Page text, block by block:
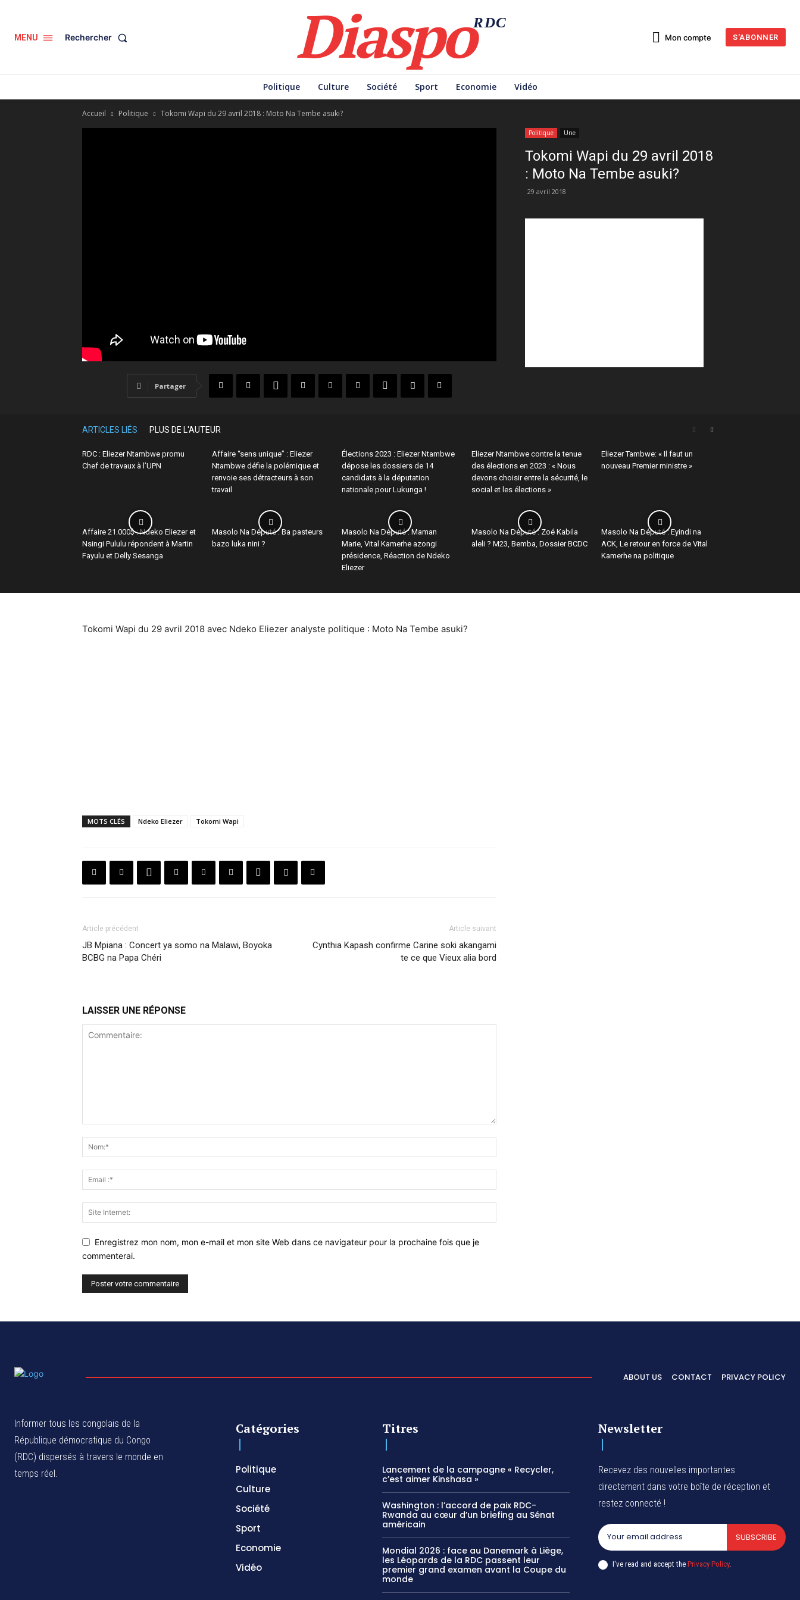
MENU Rechercher DiaspoRDC
Mon compte S'ABONNER
Politique Culture Société Sport Economie Vidéo
Accueil Politique Tokomi Wapi du 29 avril 2018 : Moto Na Tembe asuki?
Politique Une
Tokomi Wapi du 29 avril 2018
: Moto Na Tembe asuki?
29 avril 2018
Partager
ARTICLES LIÉS PLUS DE L'AUTEUR
RDC : Eliezer Ntambwe promu
Chef de travaux à l’UPN
Affaire “sens unique” : Eliezer
Ntambwe défie la polémique et
renvoie ses détracteurs à son
travail
Élections 2023 : Eliezer Ntambwe
dépose les dossiers de 14
candidats à la députation
nationale pour Lukunga !
Eliezer Ntambwe contre la tenue
des élections en 2023 : « Nous
devons choisir entre la sécurité, le
social et les élections »
Eliezer Tambwe: « Il faut un
nouveau Premier ministre »
Affaire 21.000$ : Ndeko Eliezer et
Nsingi Pululu répondent à Martin
Fayulu et Delly Sesanga
Masolo Na Député : Ba pasteurs
bazo luka nini ?
Masolo Na Député : Maman
Marie, Vital Kamerhe azongi
présidence, Réaction de Ndeko
Eliezer
Masolo Na Député : Zoé Kabila
aleli ? M23, Bemba, Dossier BCDC
Masolo Na Député : Eyindi na
ACK, Le retour en force de Vital
Kamerhe na politique
Tokomi Wapi du 29 avril 2018 avec Ndeko Eliezer analyste politique : Moto Na Tembe asuki?
MOTS CLÉS Ndeko Eliezer Tokomi Wapi
Article précédent
JB Mpiana : Concert ya somo na Malawi, Boyoka
BCBG na Papa Chéri
Article suivant
Cynthia Kapash confirme Carine soki akangami
te ce que Vieux alia bord
LAISSER UNE RÉPONSE
Enregistrez mon nom, mon e-mail et mon site Web dans ce navigateur pour la prochaine fois que je
commenterai.
ABOUT US CONTACT PRIVACY POLICY
Informer tous les congolais de la
République démocratique du Congo
(RDC) dispersés à travers le monde en
temps réel.
Catégories
Politique
Culture
Société
Sport
Economie
Vidéo
Titres
Lancement de la campagne « Recycler,
c’est aimer Kinshasa »
Washington : l’accord de paix RDC-
Rwanda au cœur d’un briefing au Sénat
américain
Mondial 2026 : face au Danemark à Liège,
les Léopards de la RDC passent leur
premier grand examen avant la Coupe du
monde
Newsletter
Recevez des nouvelles importantes
directement dans votre boîte de réception et
restez connecté !
SUBSCRIBE
I've read and accept thePrivacy Policy.